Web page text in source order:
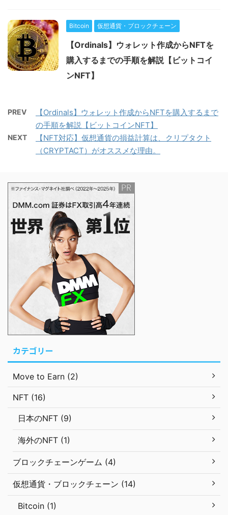
Bitcoin 仮想通貨・ブロックチェーン
【Ordinals】ウォレット作成からNFTを
購入するまでの手順を解説【ビットコイ
ンNFT】
PREV
【Ordinals】ウォレット作成からNFTを購入するまで
の手順を解説【ビットコインNFT】
NEXT
【NFT対応】仮想通貨の損益計算は、クリプタクト
（CRYPTACT）がオススメな理由。
カテゴリー
Move to Earn (2)
NFT (16)
日本のNFT (9)
海外のNFT (1)
ブロックチェーンゲーム (4)
仮想通貨・ブロックチェーン (14)
Bitcoin (1)